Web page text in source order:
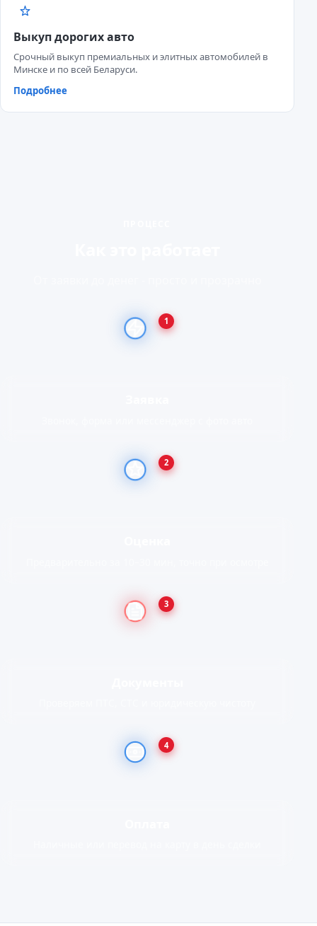
Выкуп дорогих авто
Срочный выкуп премиальных и элитных автомобилей в
Минске и по всей Беларуси.
Подробнее
1
2
3
4